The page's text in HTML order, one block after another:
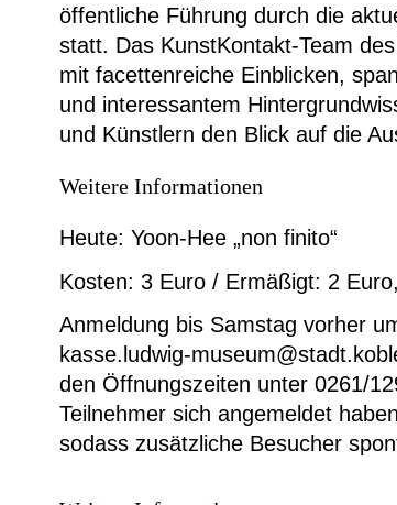
öffentliche Führung durch die
statt. Das KunstKontakt-Team
mit facettenreiche Einblicken,
und interessantem
und Künstlern den Blick auf die
Weitere Informationen
Heute: Yoon-Hee „non finito“
Kosten: 3 Euro / Ermäßigt: 2
Anmeldung bis Samstag vorher
kasse.ludwig-
den Öffnungszeiten unter 0261/
Teilnehmer sich angemeldet
sodass zusätzliche Besucher